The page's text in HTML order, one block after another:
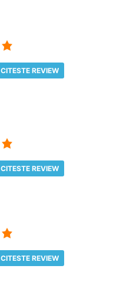
CITESTE REVIEW
CITESTE REVIEW
CITESTE REVIEW